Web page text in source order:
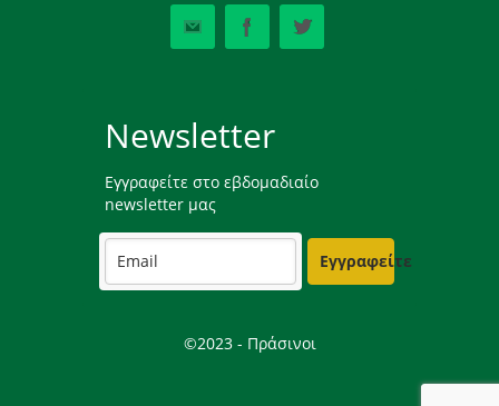
Newsletter
Εγγραφείτε στο εβδομαδιαίο
newsletter μας
Εγγραφείτε
©2023 - Πράσινοι